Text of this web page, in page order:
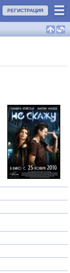
РЕГИСТРАЦИЯ